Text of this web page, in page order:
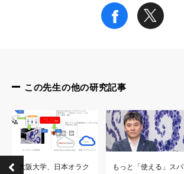
この先生の他の研究記事
大阪大学、日本オラク
もっと「使える」スパ